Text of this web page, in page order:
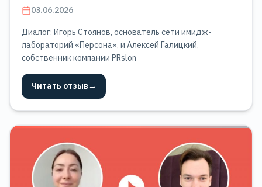
03.06.2026
Диалог: Игорь Стоянов, основатель сети имидж-
лабораторий «Персона», и Алексей Галицкий,
собственник компании PRslon
Читать отзыв→